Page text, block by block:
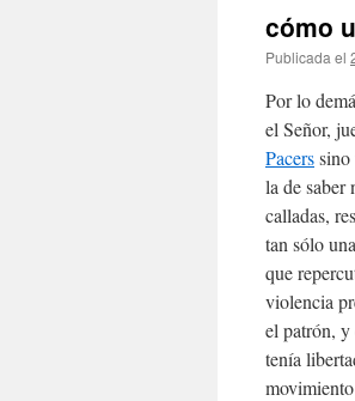
cómo
Publicada el
Por lo
el Señor,
Pacerssino
la de saber
calladas,
tan sólo
que
violencia
el patrón, y
tenía